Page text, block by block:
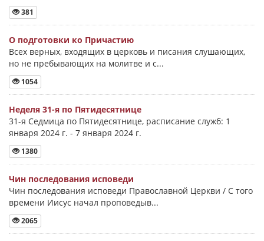
381
О подготовки ко Причастию
Всех верных, входящих в церковь и писания слушающих,
но не пребывающих на молитве и с...
1054
Неделя 31-я по Пятидесятнице
31-я Седмица по Пятидесятнице, расписание служб: 1
января 2024 г. - 7 января 2024 г.
1380
Чин последования исповеди
Чин последования исповеди Православной Церкви / С того
времени Иисус начал проповедыв...
2065